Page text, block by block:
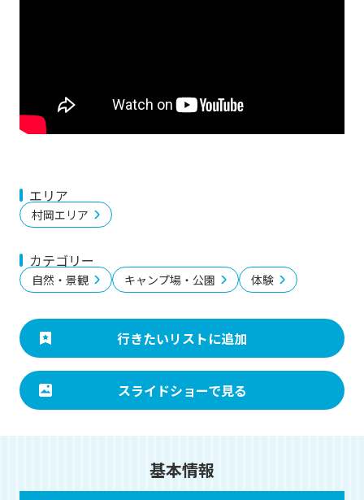
エリア
村岡エリア
カテゴリー
自然・景観 キャンプ場・公園 体験
行きたいリストに追加
スライドショーで見る
基本情報